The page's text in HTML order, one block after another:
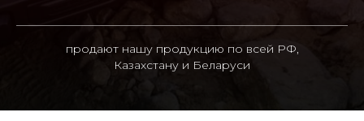
продают нашу продукцию по всей РФ,
Казахстану и Беларуси